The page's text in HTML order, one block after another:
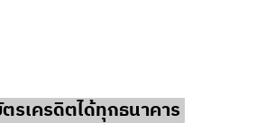
รเครดิตได้ทุกธนาคาร